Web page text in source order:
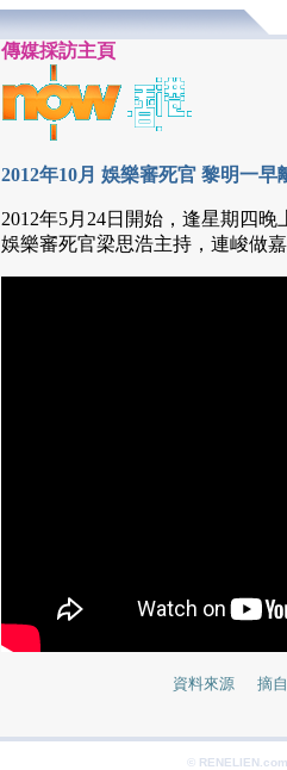
傳媒採訪主頁
2012年10月 娛樂審死官 黎明一早
2012年5月24日開始，逢星期四
娛樂審死官梁思浩主持，連峻做
資料來源 摘自
©